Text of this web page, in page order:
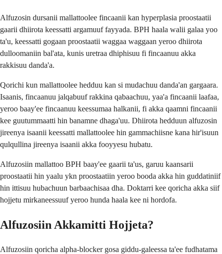
Alfuzosin dursanii mallattoolee fincaanii kan hyperplasia proostaatii
gaarii dhiirota keessatti argamuuf fayyada. BPH haala walii galaa yoo
ta'u, keessatti gogaan proostaatii waggaa waggaan yeroo dhiirota
dulloomaniin bal'ata, kunis uretraa dhiphisuu fi fincaanuu akka
rakkisuu danda'a.
Qorichi kun mallattoolee hedduu kan si mudachuu danda'an gargaara.
Isaanis, fincaanuu jalqabuuf rakkina qabaachuu, yaa'a fincaanii laafaa,
yeroo baay'ee fincaanuu keessumaa halkanii, fi akka qaamni fincaanii
kee guutummaatti hin banamne dhaga'uu. Dhiirota hedduun alfuzosin
jireenya isaanii keessatti mallattoolee hin gammachiisne kana hir'isuun
qulqullina jireenya isaanii akka fooyyesu hubatu.
Alfuzosiin mallattoo BPH baay'ee gaarii ta'us, garuu kaansarii
proostaatii hin yaalu ykn proostaatiin yeroo booda akka hin guddatiniif
hin ittisuu hubachuun barbaachisaa dha. Doktarri kee qoricha akka siif
hojjetu mirkaneessuuf yeroo hunda haala kee ni hordofa.
Alfuzosiin Akkamitti Hojjeta?
Alfuzosiin qoricha alpha-blocker gosa giddu-galeessa ta'ee fudhatama